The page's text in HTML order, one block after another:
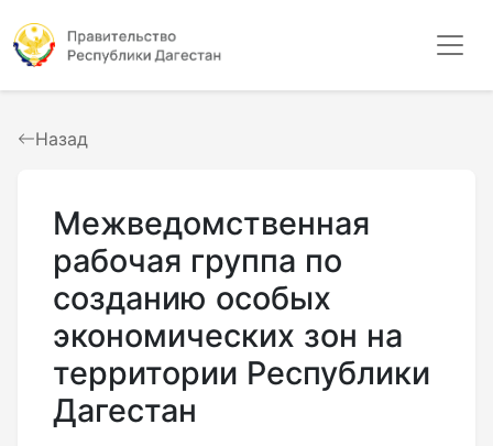
Назад
Межведомственная
рабочая группа по
созданию особых
экономических зон на
территории Республики
Дагестан